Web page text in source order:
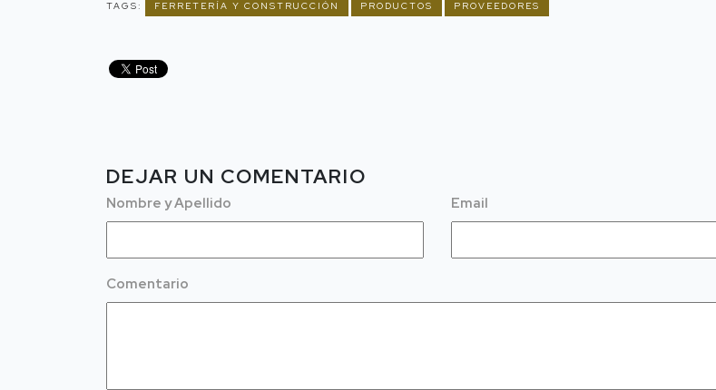
TAGS: FERRETERÍA Y CONSTRUCCIÓN PRODUCTOS PROVEEDORES
DEJAR UN COMENTARIO
Nombre y Apellido Email
Comentario